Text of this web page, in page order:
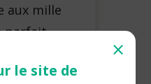
aux mille
parfait
vallonné,
⨯
le site de